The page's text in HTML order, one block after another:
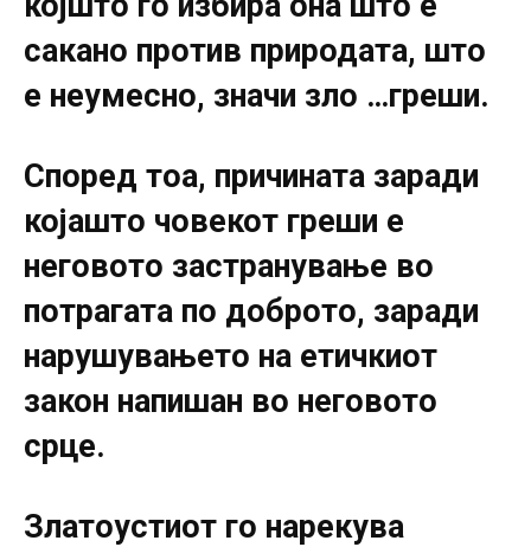
сакано против природата, што
е неумесно, значи зло …греши.
Според тоа, причината заради
којашто човекот греши е
неговото застранување во
потрагата по доброто, заради
нарушувањето на етичкиот
закон напишан во неговото
срце.
Златоустиот го нарекува